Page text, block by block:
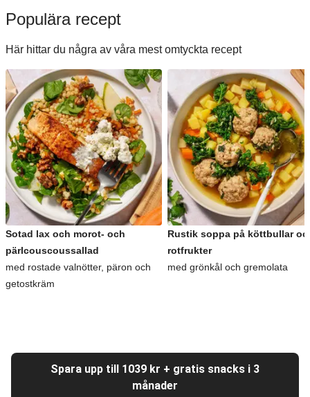
Populära recept
Här hittar du några av våra mest omtyckta recept
Sotad lax och morot- och
pärlcouscoussallad
med rostade valnötter, päron och
getostkräm
Rustik soppa på köttbullar
rotfrukter
med grönkål och gremolata
Spara upp till 1039 kr + gratis snacks i 3
månader